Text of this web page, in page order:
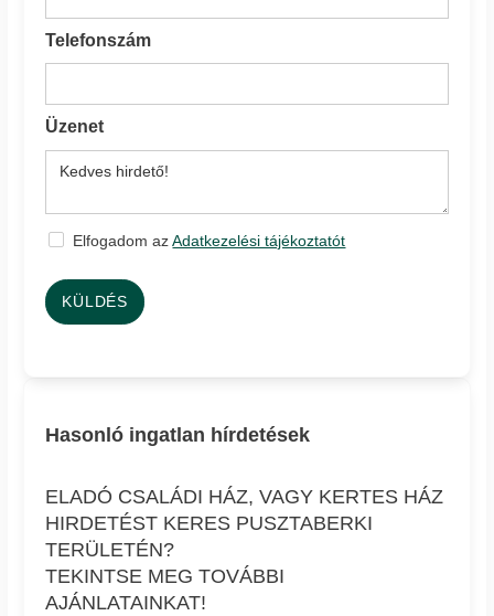
Telefonszám
Üzenet
Elfogadom azAdatkezelési tájékoztatót
KÜLDÉS
Hasonló ingatlan hírdetések
ELADÓ CSALÁDI HÁZ, VAGY KERTES HÁZ
HIRDETÉST KERES PUSZTABERKI
TERÜLETÉN?
TEKINTSE MEG TOVÁBBI
AJÁNLATAINKAT!